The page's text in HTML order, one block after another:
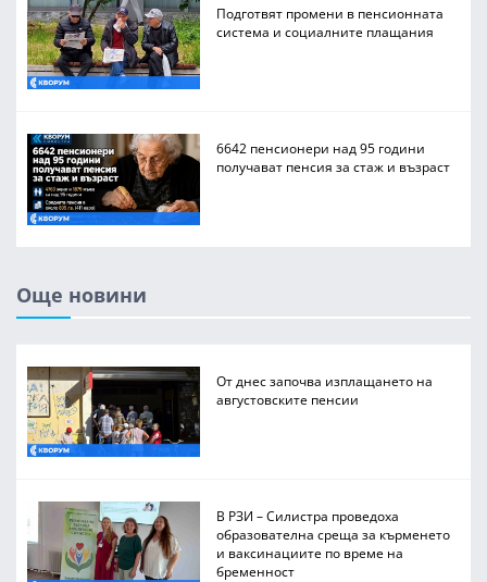
Подготвят промени в пенсионната
система и социалните плащания
6642 пенсионери над 95 години
получават пенсия за стаж и възраст
Още новини
От днес започва изплащането на
августовските пенсии
В РЗИ – Силистра проведоха
образователна среща за кърменето
и ваксинациите по време на
бременност